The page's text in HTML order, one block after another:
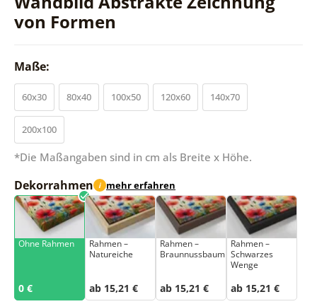
von Formen
Maße:
60x30 80x40 100x50 120x60 140x70
200x100
*Die Maßangaben sind in cm als Breite x Höhe.
Dekorrahmen i mehr erfahren
Ohne Rahmen
0 €
Rahmen –
Natureiche
ab 15,21 €
Rahmen –
Braunnussbaum
ab 15,21 €
Rahmen –
Schwarzes
Wenge
ab 15,21 €